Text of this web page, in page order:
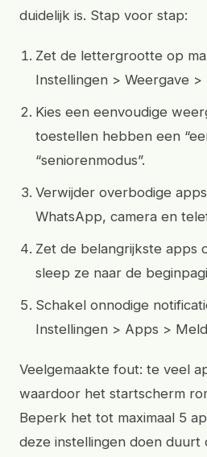
duidelijk is. Stap voor stap:
Zet de lettergrootte op
Instellingen > Weergave
Kies een eenvoudige
toestellen hebben een
“seniorenmodus”.
Verwijder overbodige
WhatsApp, camera en
Zet de belangrijkste apps
sleep ze naar de
Schakel onnodige
Instellingen > Apps >
Veelgemaakte fout: te veel
waardoor het startscherm
Beperk het tot maximaal 5
deze instellingen doen duurt